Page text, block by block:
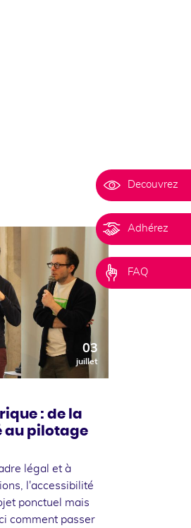
Decouvrez
Adhérez
FAQ
03
juillet
: de la
au pilotage
légal et à
l'accessibilité
ponctuel mais
comment passer